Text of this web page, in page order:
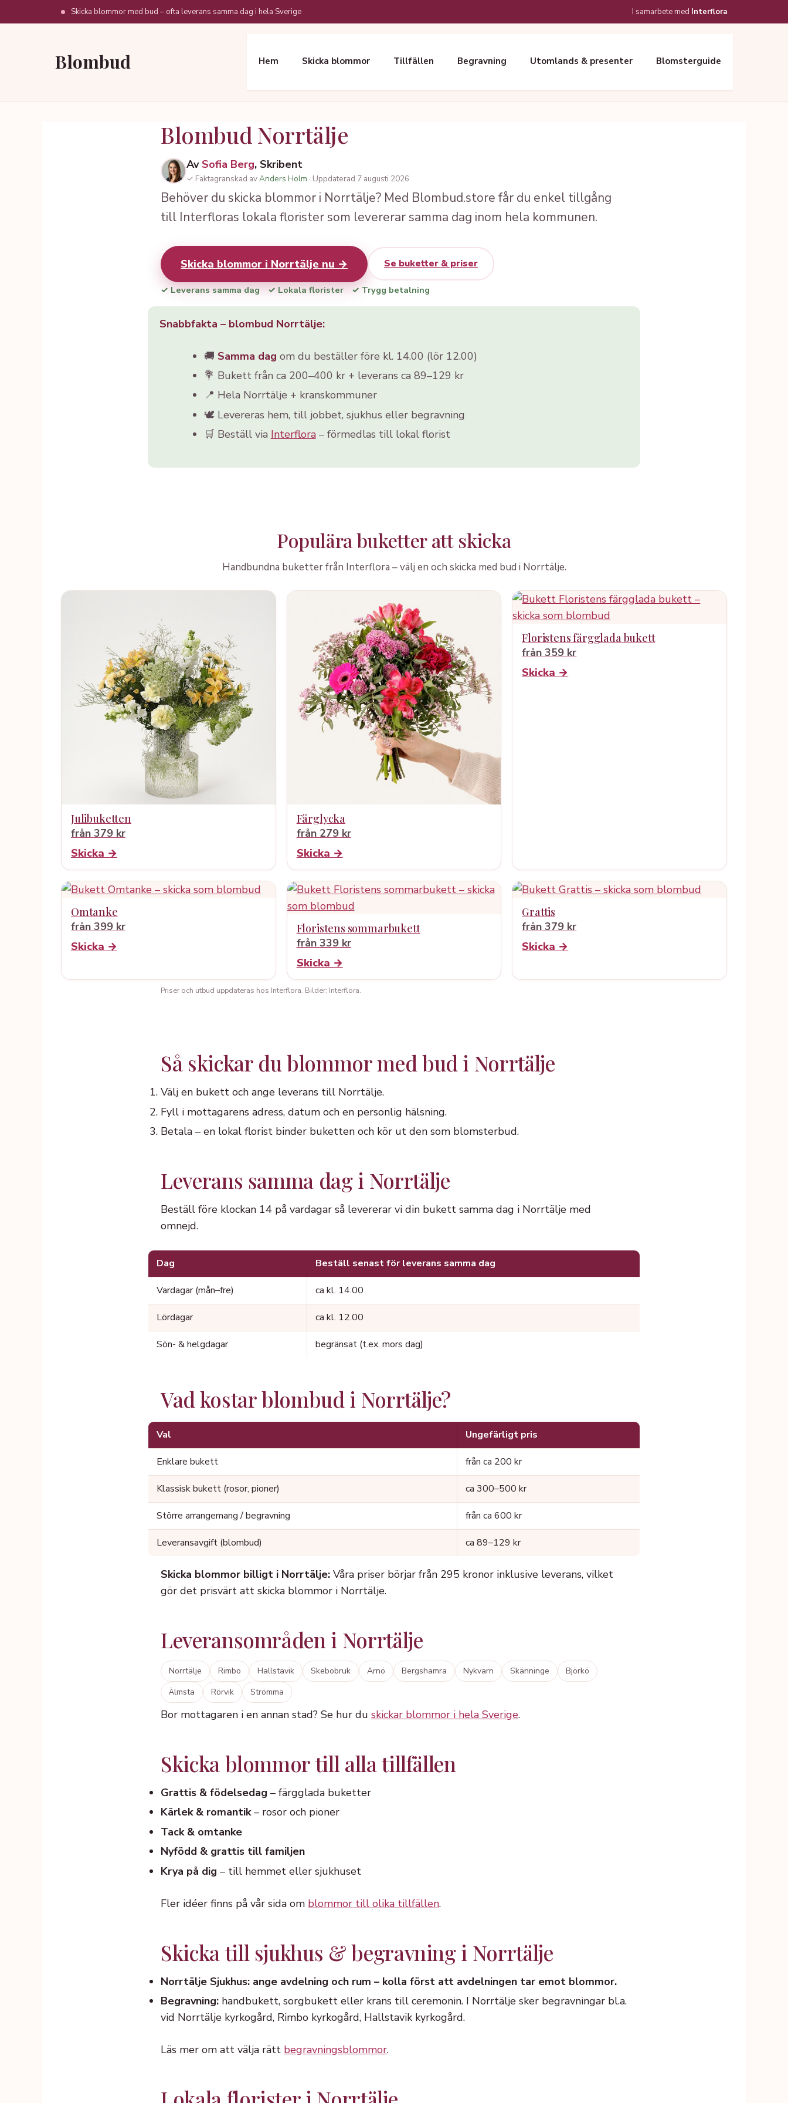
till
Skicka blommor med bud – ofta leverans samma dag i hela Sverige I samarbete med Interflora
Blombud Hem Skicka blommor Tillfällen Begravning Utomlands & presenter Blomsterguide
Blombud Norrtälje
Av Sofia Berg, Skribent
✓ Faktagranskad avAnders Holm · Uppdaterad 7 augusti 2026
Behöver du skicka blommor i Norrtälje? Med Blombud.store får du enkel tillgång
till Interfloras lokala florister som levererar samma dag inom hela kommunen.
Skicka blommor i Norrtälje nu → Se buketter & priser
✓ Leverans samma dag ✓ Lokala florister ✓ Trygg betalning
Snabbfakta – blombud Norrtälje:
🚚 Samma dag om du beställer före kl. 14.00 (lör 12.00)
💐 Bukett från ca 200–400 kr + leverans ca 89–129 kr
📍 Hela Norrtälje + kranskommuner
🕊️ Levereras hem, till jobbet, sjukhus eller begravning
🛒 Beställ via Interflora– förmedlas till lokal florist
Populära buketter att skicka
Handbundna buketter från Interflora – välj en och skicka med bud i Norrtälje.
Julibuketten
från 379 kr
Skicka →
Färglycka
från 279 kr
Skicka →
Floristens färgglada bukett
från 359 kr
Skicka →
Omtanke
från 399 kr
Skicka →
Floristens sommarbukett
från 339 kr
Skicka →
Grattis
från 379 kr
Skicka →
Priser och utbud uppdateras hos Interflora. Bilder: Interflora.
Så skickar du blommor med bud i Norrtälje
Välj en bukett och ange leverans till Norrtälje.
Fyll i mottagarens adress, datum och en personlig hälsning.
Betala – en lokal florist binder buketten och kör ut den som blomsterbud.
Leverans samma dag i Norrtälje
Beställ före klockan 14 på vardagar så levererar vi din bukett samma dag i Norrtälje med
omnejd.
Dag Beställ senast för leverans samma dag
Vardagar (mån–fre) ca kl. 14.00
Lördagar ca kl. 12.00
Sön- & helgdagar begränsat (t.ex. mors dag)
Vad kostar blombud i Norrtälje?
Val Ungefärligt pris
Enklare bukett från ca 200 kr
Klassisk bukett (rosor, pioner) ca 300–500 kr
Större arrangemang / begravning från ca 600 kr
Leveransavgift (blombud) ca 89–129 kr
Skicka blommor billigt i Norrtälje: Våra priser börjar från 295 kronor inklusive leverans, vilket
gör det prisvärt att skicka blommor i Norrtälje.
Leveransområden i Norrtälje
Norrtälje Rimbo Hallstavik Skebobruk Arnö Bergshamra Nykvarn Skänninge
Björkö
Älmsta
Rörvik Strömma
Bor mottagaren i en annan stad? Se hur du skickar blommor i hela Sverige.
Skicka blommor till alla tillfällen
Grattis & födelsedag – färgglada buketter
Kärlek & romantik– rosor och pioner
Tack & omtanke
Nyfödd & grattis till familjen
Krya på dig – till hemmet eller sjukhuset
Fler idéer finns på vår sida om blommor till olika tillfällen.
Skicka till sjukhus & begravning i Norrtälje
Norrtälje Sjukhus: ange avdelning och rum – kolla först att avdelningen tar emot blommor.
Begravning: handbukett, sorgbukett eller krans till ceremonin. I Norrtälje sker begravningar bl.a.
vid Norrtälje kyrkogård, Rimbo kyrkogård, Hallstavik kyrkogård.
Läs mer om att välja rätt begravningsblommor.